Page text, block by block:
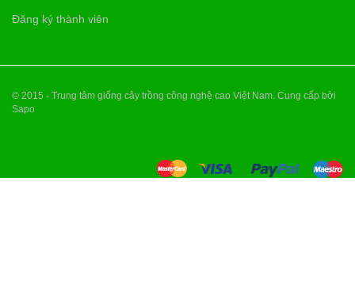
Đăng ký thành viên
© 2015 - Trung tâm giống cây trồng công nghệ cao Việt Nam. Cung cấp bởi
Sapo